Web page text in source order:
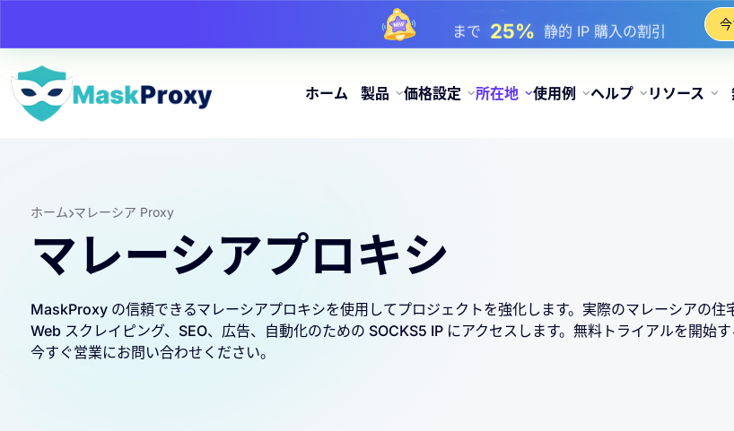
まで17%チャージ時のボーナス割引
まで25%静的 IP 購入の割引
まで 81% IP のローテーション購入の割引
ホーム 製品 価格設定 所在地 使用例 ヘルプ リソース
ホーム マレーシア Proxy
マレーシアプロキシ
MaskProxy の信頼できるマレーシアプロキシを使用してプロジェクトを強化します。実際のマレーシアの住
Web スクレイピング、SEO、広告、自動化のための SOCKS5 IP にアクセスします。無料トライアルを開始す
今すぐ営業にお問い合わせください。